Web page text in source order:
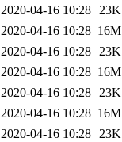
2020-04-16 10:28 23K
2020-04-16 10:28 16M
2020-04-16 10:28 23K
2020-04-16 10:28 16M
2020-04-16 10:28 23K
2020-04-16 10:28 16M
2020-04-16 10:28 23K